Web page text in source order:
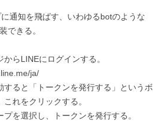
通知を飛ばす、いわゆるbotのような
できる。
からLINEにログインする。
ja/
すると「トークンを発行する」というボ
れをクリックする。
を選択し、トークンを発行する。